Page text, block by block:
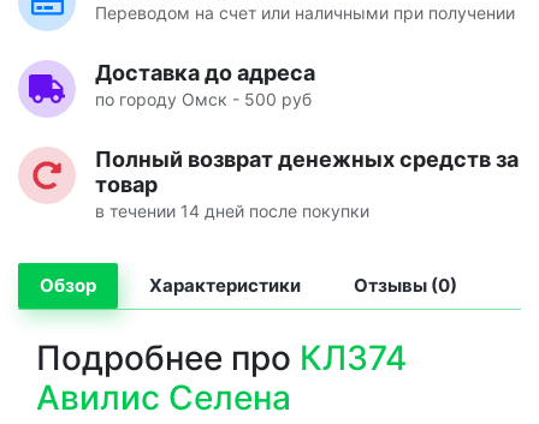
Переводом на счет или наличными при получении
Доставка до адреса
по городу Омск - 500 руб
Полный возврат денежных средств за
товар
в течении 14 дней после покупки
Обзор Характеристики Отзывы (0)
Подробнее про КЛ374
Авилис Селена